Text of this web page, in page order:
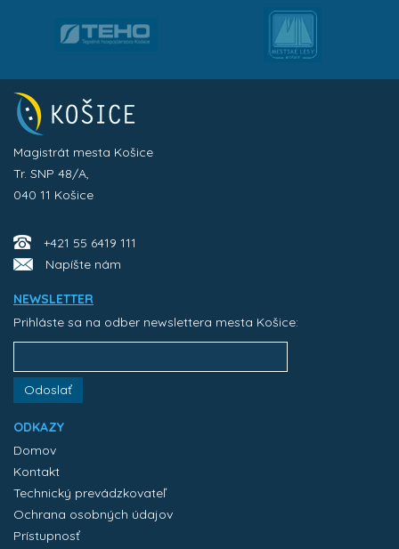
Magistrát mesta Košice
Tr. SNP 48/A,
040 11 Košice
+421 55 6419 111
Napíšte nám
NEWSLETTER
Prihláste sa na odber newslettera mesta Košice:
Odoslať
ODKAZY
Domov
Kontakt
Technický prevádzkovateľ
Ochrana osobných údajov
Prístupnosť